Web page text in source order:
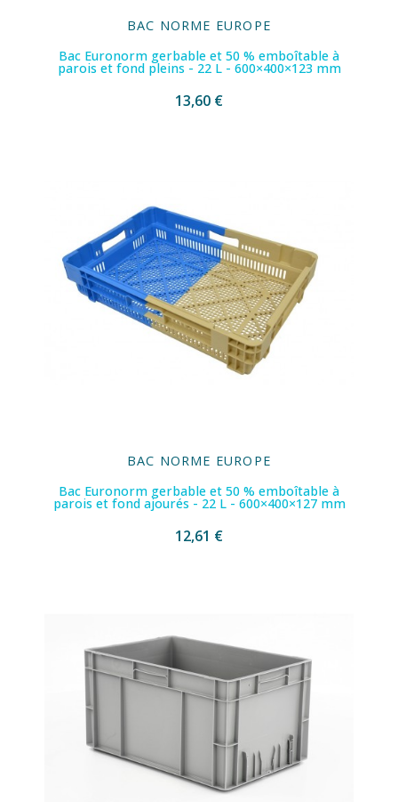
BAC NORME EUROPE
Bac Euronorm gerbable et 50 % emboîtable à
parois et fond pleins - 22 L - 600×400×123 mm
13,60 €
BAC NORME EUROPE
Bac Euronorm gerbable et 50 % emboîtable à
parois et fond ajourés - 22 L - 600×400×127 mm
12,61 €